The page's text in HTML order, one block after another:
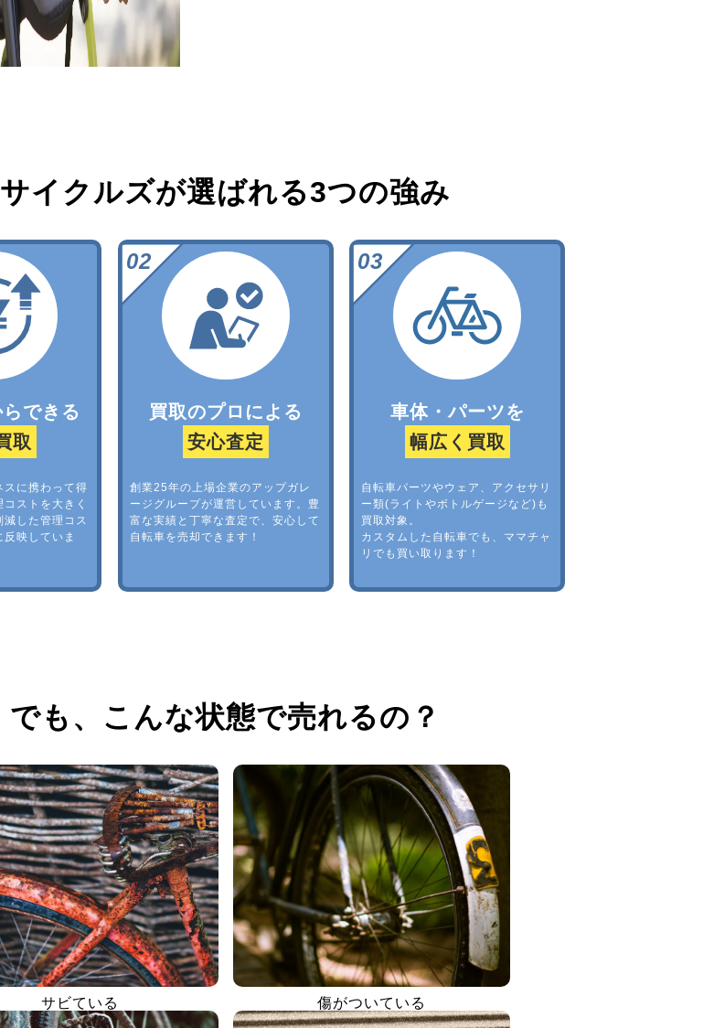
サイクルズが選ばれる3つの強み
できる
取
スに携わって得
ストを大きく
した管理コス
反映していま
買取のプロによる
安心査定
創業25年の上場企業のアップガレ
ージグループが運営しています。豊
富な実績と丁寧な査定で、安心して
自転車を売却できます！
車体・パーツを
幅広く買取
自転車パーツやウェア、アクセサリ
ー類(ライトやボトルゲージなど)も
買取対象。
カスタムした自転車でも、ママチャ
リでも買い取ります！
でも、 こんな状態で売れるの？
サビている 傷がついている